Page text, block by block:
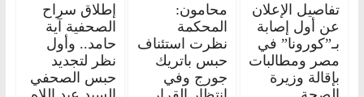
تفاصيل الإعلان
عن أول إصابة
بـ”كورونا” في
مصر ومطالبات
بإقالة وزيرة
محامون:
المحكمة
نظرت استئناف
حبس باتريك
جورج وفي
إطلاق سراح
الصحفية آية
حامد.. وأول
نظر لتجديد
حبس الصحفي